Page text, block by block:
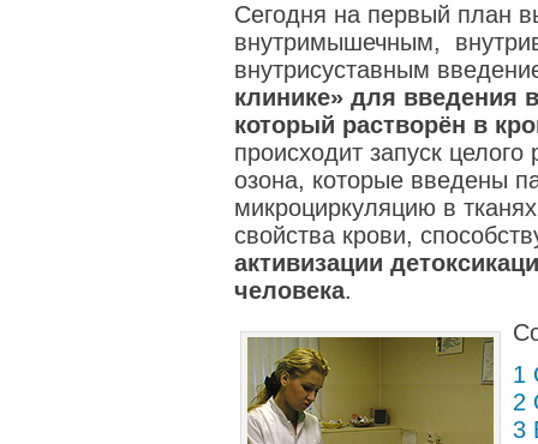
Сегодня на первый план
внутримышечным,
внутрисуставным
клинике» для введения
который растворён в
происходит запуск
озона, которые введены
микроциркуляцию в
свойства крови,
активизации
человека.
1
2
3